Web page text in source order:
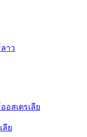
ลีย